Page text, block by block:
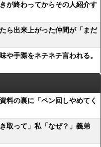
が終わってからその人紹介す
ら出来上がった仲間が「まだ
や手際をネチネチ言われる。
料の裏に「ペン回しやめてく
取って」私「なぜ？」義弟